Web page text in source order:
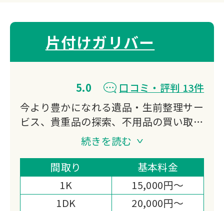
片付けガリバー
5.0
口コミ・評判 13件
今より豊かになれる遺品・生前整理サー
ビス、貴重品の探索、不用品の買い取
り、特殊清掃、ゴミ屋敷対応などをご提
供する会社になります。
私たち片付けガリバーは「日本一真面目
な遺品整理業者｣である事を宣言しま
す。
続きを読む
間取り
基本料金
1K
15,000円～
1DK
20,000円～